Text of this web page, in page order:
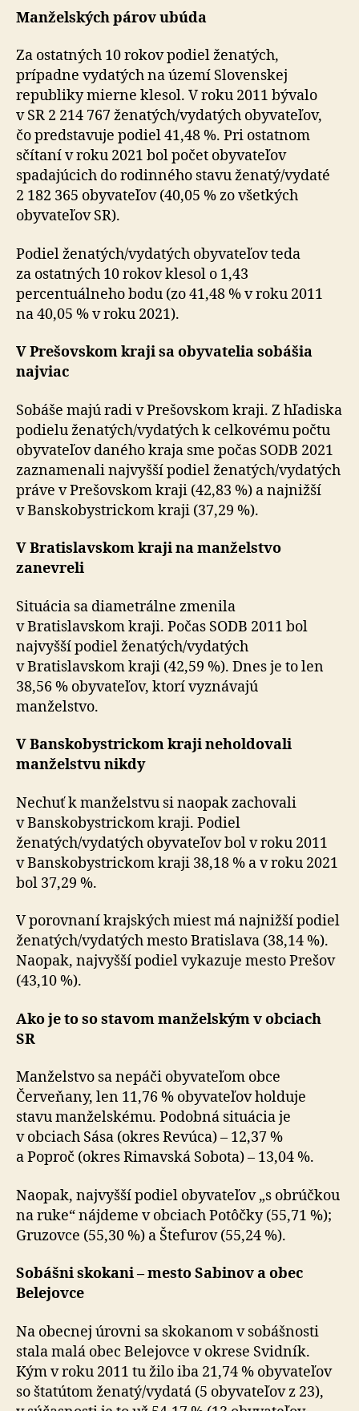
Manželských párov ubúda
Za ostatných 10 rokov podiel ženatých,
prípadne vydatých na území Slovenskej
republiky mierne klesol. V roku 2011 bývalo
v SR 2 214 767 ženatých/vydatých obyvateľov,
čo predstavuje podiel 41,48 %. Pri ostatnom
sčítaní v roku 2021 bol počet obyvateľov
spadajúcich do rodinného stavu ženatý/vydaté
2 182 365 obyvateľov (40,05 % zo všetkých
obyvateľov SR).
Podiel ženatých/vydatých obyvateľov teda
za ostatných 10 rokov klesol o 1,43
percentuálneho bodu (zo 41,48 % v roku 2011
na 40,05 % v roku 2021).
V Prešovskom kraji sa obyvatelia sobášia
najviac
Sobáše majú radi v Prešovskom kraji. Z hľadiska
podielu ženatých/vydatých k celkovému počtu
obyvateľov daného kraja sme počas SODB 2021
zaznamenali najvyšší podiel ženatých/vydatých
práve v Prešovskom kraji (42,83 %) a najnižší
v Banskobystrickom kraji (37,29 %).
V Bratislavskom kraji na manželstvo
zanevreli
Situácia sa diametrálne zmenila
v Bratislavskom kraji. Počas SODB 2011 bol
najvyšší podiel ženatých/vydatých
v Bratislavskom kraji (42,59 %). Dnes je to len
38,56 % obyvateľov, ktorí vyznávajú
manželstvo.
V Banskobystrickom kraji neholdovali
manželstvu nikdy
Nechuť k manželstvu si naopak zachovali
v Banskobystrickom kraji. Podiel
ženatých/vydatých obyvateľov bol v roku 2011
v Banskobystrickom kraji 38,18 % a v roku 2021
bol 37,29 %.
V porovnaní krajských miest má najnižší podiel
ženatých/vydatých mesto Bratislava (38,14 %).
Naopak, najvyšší podiel vykazuje mesto Prešov
(43,10 %).
Ako je to so stavom manželským v obciach
SR
Manželstvo sa nepáči obyvateľom obce
Červeňany, len 11,76 % obyvateľov holduje
stavu manželskému. Podobná situácia je
v obciach Sása (okres Revúca) – 12,37 %
a Poproč (okres Rimavská Sobota) – 13,04 %.
Naopak, najvyšší podiel obyvateľov „s obrúčkou
na ruke“ nájdeme v obciach Potôčky (55,71 %);
Gruzovce (55,30 %) a Štefurov (55,24 %).
Sobášni skokani – mesto Sabinov a obec
Belejovce
Na obecnej úrovni sa skokanom v sobášnosti
stala malá obec Belejovce v okrese Svidník.
Kým v roku 2011 tu žilo iba 21,74 % obyvateľov
so štatútom ženatý/vydatá (5 obyvateľov z 23),